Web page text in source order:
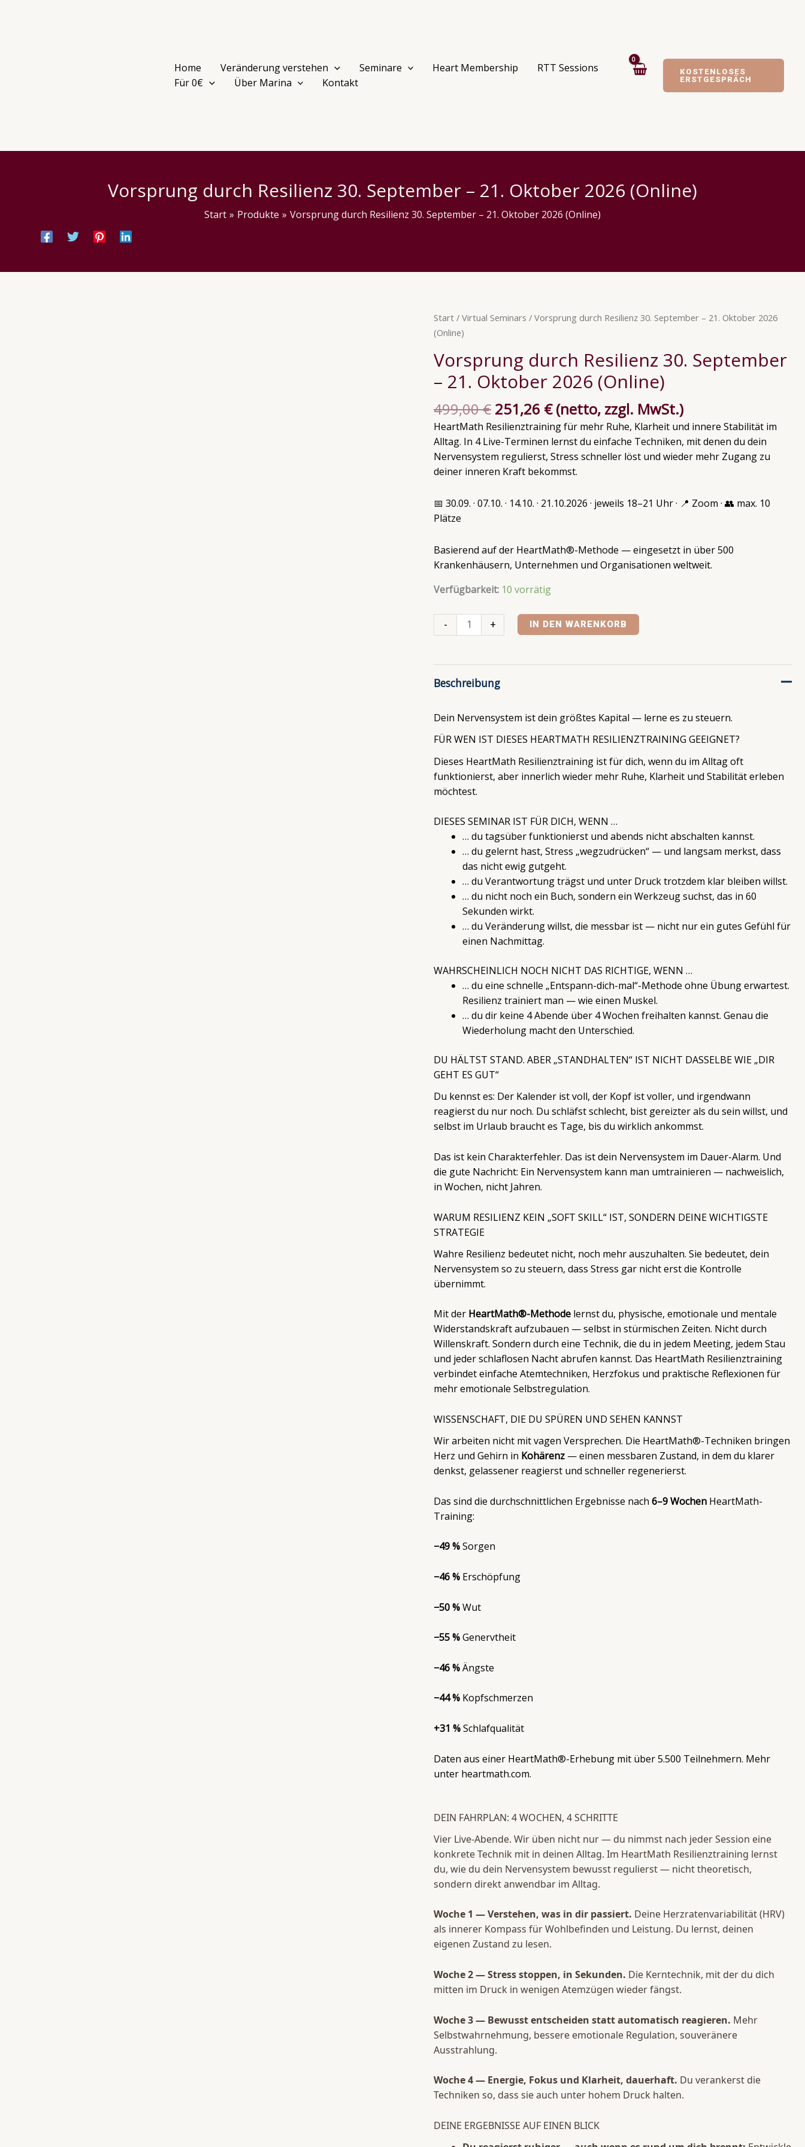
Home Veränderung verstehen Seminare Heart Membership
RTT Sessions
Für 0€
Über Marina Kontakt
KOSTENLOSES
ERSTGESPRÄCH
Vorsprung durch Resilienz 30. September – 21. Oktober 2026 (Online)
Start Produkte Vorsprung durch Resilienz 30. September – 21. Oktober 2026 (Online)
Start / Virtual Seminars / Vorsprung durch Resilienz 30. September – 21. Oktober 2026
(Online)
Vorsprung durch Resilienz 30. September
– 21. Oktober 2026 (Online)
499,00€
Ursprünglicher
499,00 €
251,26 €
Aktueller
251,26 €.
(netto, zzgl. MwSt.)
HeartMath Resilienztraining für mehr Ruhe, Klarheit und innere Stabilität im
Alltag. In 4 Live-Terminen lernst du einfache Techniken, mit denen du dein
Nervensystem regulierst, Stress schneller löst und wieder mehr Zugang zu
deiner inneren Kraft bekommst.
📅 30.09. · 07.10. · 14.10. · 21.10.2026 · jeweils 18–21 Uhr · 📍 Zoom · 👥 max. 10
Plätze
Basierend auf der HeartMath®-Methode — eingesetzt in über 500
Krankenhäusern, Unternehmen und Organisationen weltweit.
Verfügbarkeit: 10 vorrätig
-
Vorsprung
durch
30.
September
21.
Oktober
2026
(Online)
Menge
+ IN DEN WARENKORB
Beschreibung
Dein Nervensystem ist dein größtes Kapital — lerne es zu steuern.
FÜR WEN IST DIESES HEARTMATH RESILIENZTRAINING GEEIGNET?
Dieses HeartMath Resilienztraining ist für dich, wenn du im Alltag oft
funktionierst, aber innerlich wieder mehr Ruhe, Klarheit und Stabilität erleben
möchtest.
DIESES SEMINAR IST FÜR DICH, WENN …
… du tagsüber funktionierst und abends nicht abschalten kannst.
… du gelernt hast, Stress „wegzudrücken“ — und langsam merkst, dass
das nicht ewig gutgeht.
… du Verantwortung trägst und unter Druck trotzdem klar bleiben willst.
… du nicht noch ein Buch, sondern ein Werkzeug suchst, das in 60
Sekunden wirkt.
… du Veränderung willst, die messbar ist — nicht nur ein gutes Gefühl für
einen Nachmittag.
WAHRSCHEINLICH NOCH NICHT DAS RICHTIGE, WENN …
… du eine schnelle „Entspann-dich-mal“-Methode ohne Übung erwartest.
Resilienz trainiert man — wie einen Muskel.
… du dir keine 4 Abende über 4 Wochen freihalten kannst. Genau die
Wiederholung macht den Unterschied.
DU HÄLTST STAND. ABER „STANDHALTEN“ IST NICHT DASSELBE WIE „DIR
GEHT ES GUT“
Du kennst es: Der Kalender ist voll, der Kopf ist voller, und irgendwann
reagierst du nur noch. Du schläfst schlecht, bist gereizter als du sein willst, und
selbst im Urlaub braucht es Tage, bis du wirklich ankommst.
Das ist kein Charakterfehler. Das ist dein Nervensystem im Dauer-Alarm. Und
die gute Nachricht: Ein Nervensystem kann man umtrainieren — nachweislich,
in Wochen, nicht Jahren.
WARUM RESILIENZ KEIN „SOFT SKILL“ IST, SONDERN DEINE WICHTIGSTE
STRATEGIE
Wahre Resilienz bedeutet nicht, noch mehr auszuhalten. Sie bedeutet, dein
Nervensystem so zu steuern, dass Stress gar nicht erst die Kontrolle
übernimmt.
Mit der HeartMath®-Methode lernst du, physische, emotionale und mentale
Widerstandskraft aufzubauen — selbst in stürmischen Zeiten. Nicht durch
Willenskraft. Sondern durch eine Technik, die du in jedem Meeting, jedem Stau
und jeder schlaflosen Nacht abrufen kannst. Das HeartMath Resilienztraining
verbindet einfache Atemtechniken, Herzfokus und praktische Reflexionen für
mehr emotionale Selbstregulation.
WISSENSCHAFT, DIE DU SPÜREN UND SEHEN KANNST
Wir arbeiten nicht mit vagen Versprechen. Die HeartMath®-Techniken bringen
Herz und Gehirn in Kohärenz — einen messbaren Zustand, in dem du klarer
denkst, gelassener reagierst und schneller regenerierst.
Das sind die durchschnittlichen Ergebnisse nach 6–9 Wochen HeartMath-
Training:
−49 %Sorgen
−46 % Erschöpfung
−50 %Wut
−55 %Genervtheit
−46 %Ängste
−44 % Kopfschmerzen
+31 %Schlafqualität
Daten aus einer HeartMath®-Erhebung mit über 5.500 Teilnehmern. Mehr
unter heartmath.com.
DEIN FAHRPLAN: 4 WOCHEN, 4 SCHRITTE
Vier Live-Abende. Wir üben nicht nur — du nimmst nach jeder Session eine
konkrete Technik mit in deinen Alltag. Im HeartMath Resilienztraining lernst
du, wie du dein Nervensystem bewusst regulierst — nicht theoretisch,
sondern direkt anwendbar im Alltag.
Woche 1 — Verstehen, was in dir passiert. Deine Herzratenvariabilität (HRV)
als innerer Kompass für Wohlbefinden und Leistung. Du lernst, deinen
eigenen Zustand zu lesen.
Woche 2 — Stress stoppen, in Sekunden. Die Kerntechnik, mit der du dich
mitten im Druck in wenigen Atemzügen wieder fängst.
Woche 3 — Bewusst entscheiden statt automatisch reagieren. Mehr
Selbstwahrnehmung, bessere emotionale Regulation, souveränere
Ausstrahlung.
Woche 4 — Energie, Fokus und Klarheit, dauerhaft. Du verankerst die
Techniken so, dass sie auch unter hohem Druck halten.
DEINE ERGEBNISSE AUF EINEN BLICK